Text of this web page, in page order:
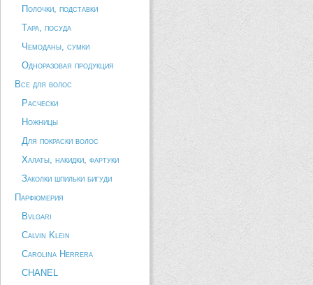
Полочки, подставки
Тара, посуда
Чемоданы, сумки
Одноразовая продукция
Все для волос
Расчески
Ножницы
Для покраски волос
Халаты, накидки, фартуки
Заколки шпильки бигуди
Парфюмерия
Bvlgari
Calvin Klein
Carolina Herrera
CHANEL